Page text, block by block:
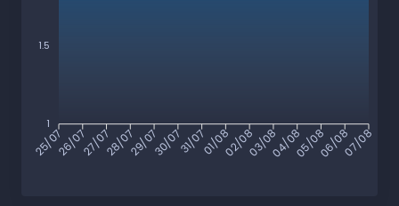
1.5
1
25/0726/0727/0728/0729/0730/0731/0701/0802/0803/0804/0805/0806/0807/08